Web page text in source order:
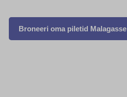
Broneeri oma piletid Malagasse